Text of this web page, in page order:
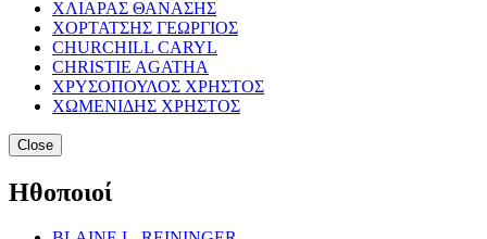
ΧΛΙΑΡΑΣ ΘΑΝΑΣΗΣ
ΧΟΡΤΑΤΣΗΣ ΓΕΩΡΓΙΟΣ
CHURCHILL CARYL
CHRISTIE AGATHA
ΧΡΥΣΟΠΟΥΛΟΣ ΧΡΗΣΤΟΣ
ΧΩΜΕΝΙΔΗΣ ΧΡΗΣΤΟΣ
Close
Ηθοποιοί